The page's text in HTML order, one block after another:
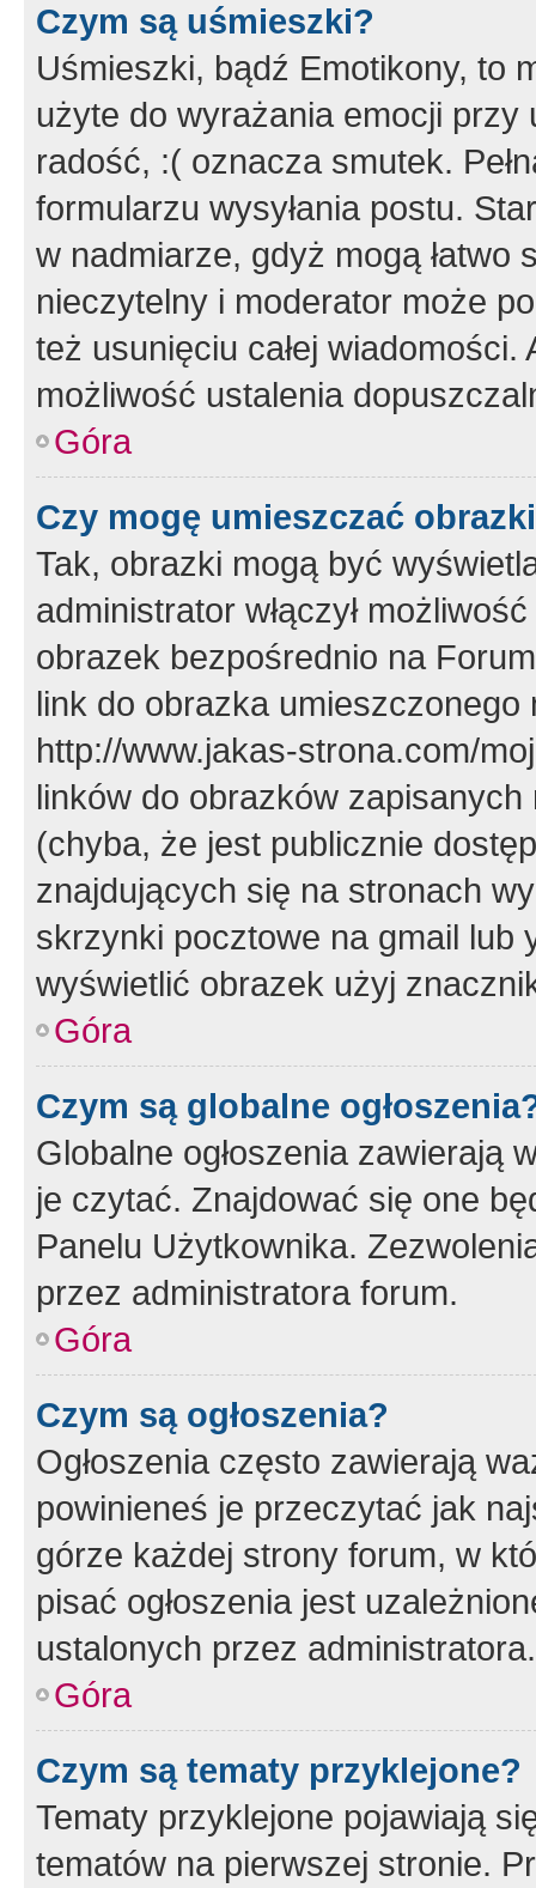
Czym są uśmieszki?
Uśmieszki, bądź Emotikony, to
użyte do wyrażania emocji
radość, :( oznacza smutek.
formularzu wysyłania postu.
w nadmiarze, gdyż mogą
nieczytelny i moderator może
też usunięciu całej
możliwość ustalenia
Góra
Czy mogę umieszczać
Tak, obrazki mogą być
administrator włączył
obrazek bezpośrednio na
link do obrazka
http://www.jakas-strona.com/
linków do obrazków
(chyba, że jest publicznie
znajdujących się na stronach
skrzynki pocztowe na gmail lub
wyświetlić obrazek użyj
Góra
Czym są globalne
Globalne ogłoszenia zawierają
je czytać. Znajdować się one
Panelu Użytkownika.
przez administratora forum.
Góra
Czym są ogłoszenia?
Ogłoszenia często zawierają
powinieneś je przeczytać jak
górze każdej strony forum, w
pisać ogłoszenia jest
ustalonych przez administratora.
Góra
Czym są tematy przyklejone?
Tematy przyklejone pojawiają
tematów na pierwszej stronie.